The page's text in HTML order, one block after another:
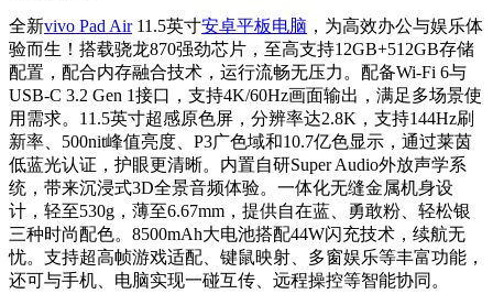
全新vivo Pad Air11.5英寸安卓平板电脑 ，为高效办公与娱乐体
验而生！搭载骁龙870强劲芯片，至高支持12GB+512GB存储
配置，配合内存融合技术，运行流畅无压力。配备Wi-Fi 6与
USB-C 3.2 Gen 1接口，支持4K/60Hz画面输出，满足多场景使
用需求。11.5英寸超感原色屏，分辨率达2.8K，支持144Hz刷
新率、500nit峰值亮度、P3广色域和10.7亿色显示，通过莱茵
低蓝光认证，护眼更清晰。内置自研Super Audio外放声学系
统，带来沉浸式3D全景音频体验。一体化无缝金属机身设
计，轻至530g，薄至6.67mm，提供自在蓝、勇敢粉、轻松银
三种时尚配色。8500mAh大电池搭配44W闪充技术，续航无
忧。支持超高帧游戏适配、键鼠映射、多窗娱乐等丰富功能，
还可与手机、电脑实现一碰互传、远程操控等智能协同。